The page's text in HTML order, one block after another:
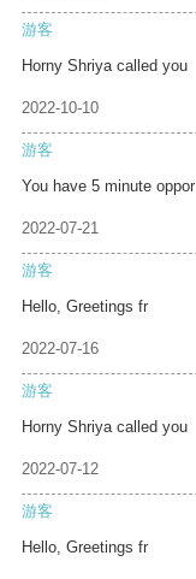
游客
Horny Shriya called you
2022-10-10
游客
You have 5 minute oppor
2022-07-21
游客
Hello, Greetings fr
2022-07-16
游客
Horny Shriya called you
2022-07-12
游客
Hello, Greetings fr